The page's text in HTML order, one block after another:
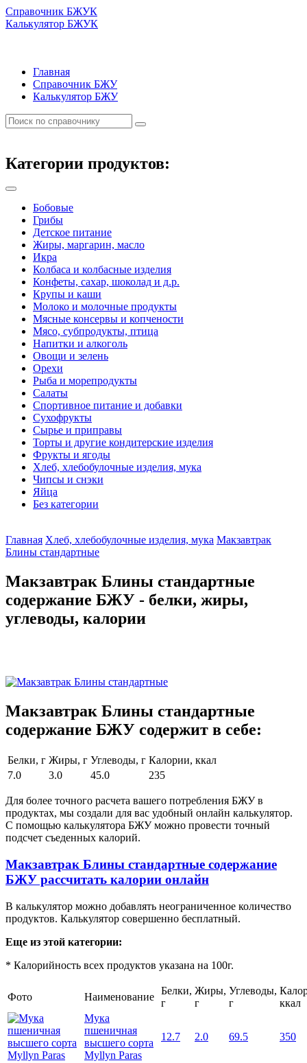
Справочник БЖУК
Калькулятор БЖУК
Главная
Справочник БЖУ
Калькулятор БЖУ
Категории продуктов:
Бобовые
Грибы
Детское питание
Жиры, маргарин, масло
Икра
Колбаса и колбасные изделия
Конфеты, сахар, шоколад и д.р.
Крупы и каши
Молоко и молочные продукты
Мясные консервы и копчености
Мясо, субпродукты, птица
Напитки и алкоголь
Овощи и зелень
Орехи
Рыба и морепродукты
Салаты
Спортивное питание и добавки
Сухофрукты
Сырье и приправы
Торты и другие кондитерские изделия
Фрукты и ягоды
Хлеб, хлебобулочные изделия, мука
Чипсы и снэки
Яйца
Без категории
Главная Хлеб, хлебобулочные изделия, мука Макзавтрак
Блины стандартные
Макзавтрак Блины стандартные
содержание БЖУ - белки, жиры,
углеводы, калории
Макзавтрак Блины стандартные
содержание БЖУ содержит в себе:
Белки, г Жиры, г Углеводы, г Калории, ккал
7.0
3.0 45.0 235
Для более точного расчета вашего потребления БЖУ в
продуктах, мы создали для вас удобный онлайн калькулятор.
С помощью калькулятора БЖУ можно провести точный
подсчет съеденных калорий.
Макзавтрак Блины стандартные содержание
БЖУ рассчитать калории онлайн
В калькулятор можно добавлять неограниченное количество
продуктов. Калькулятор совершенно бесплатный.
Еще из этой категории:
* Калорийность всех продуктов указана на 100г.
Фото Наименование
Белки,
г
Жиры,
г
Углеводы,
г
ккал
Мука
пшеничная
высшего сорта
Myllyn Paras
12.7 2.0 69.5 350